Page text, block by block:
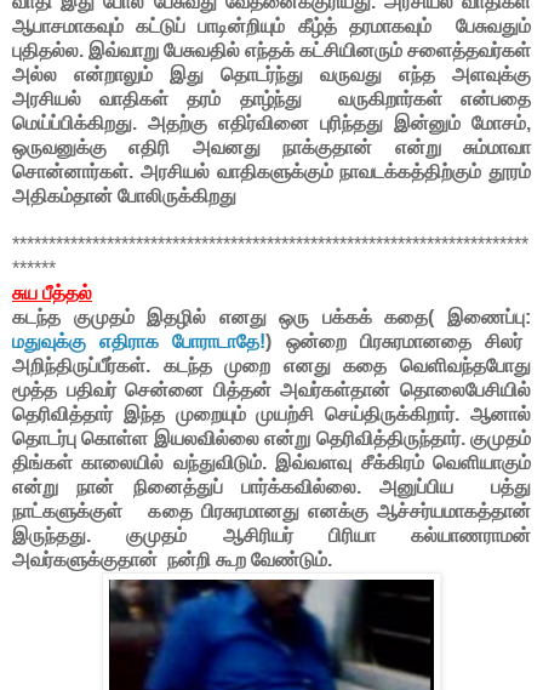
ஆபாசமாகவும் கட்டுப் பாடின்றியும் கீழ்த் தரமாகவும் பேசுவதும்
புதிதல்ல. இவ்வாறு பேசுவதில் எந்தக் கட்சியினரும் சளைத்தவர்கள்
அல்ல என்றாலும் இது தொடர்ந்து வருவது எந்த அளவுக்கு
அரசியல் வாதிகள் தரம் தாழ்ந்து வருகிறார்கள் என்பதை
மெய்ப்பிக்கிறது. அதற்கு எதிர்வினை புரிந்தது இன்னும் மோசம்,
ஒருவனுக்கு எதிரி அவனது நாக்குதான் என்று சும்மாவா
சொன்னார்கள். அரசியல் வாதிகளுக்கும் நாவடக்கத்திற்கும் தூரம்
அதிகம்தான் போலிருக்கிறது
***********************************************************************
******
சுய பீத்தல்
கடந்த குமுதம் இதழில் எனது ஒரு பக்கக் கதை( இணைப்பு:
மதுவுக்கு எதிராக போராடாதே!) ஒன்றை பிரசுரமானதை சிலர்
அறிந்திருப்பீர்கள். கடந்த முறை எனது கதை வெளிவந்தபோது
மூத்த பதிவர் சென்னை பித்தன் அவர்கள்தான் தொலைபேசியில்
தெரிவித்தார் இந்த முறையும் முயற்சி செய்திருக்கிறார். ஆனால்
தொடர்பு கொள்ள இயலவில்லை என்று தெரிவித்திருந்தார். குமுதம்
திங்கள் காலையில் வந்துவிடும். இவ்வளவு சீக்கிரம் வெளியாகும்
என்று நான் நினைத்துப் பார்க்கவில்லை. அனுப்பிய பத்து
நாட்களுக்குள் கதை பிரசுரமானது எனக்கு ஆச்சர்யமாகத்தான்
இருந்தது. குமுதம் ஆசிரியர் பிரியா கல்யாணராமன்
அவர்களுக்குதான் நன்றி கூற வேண்டும்.